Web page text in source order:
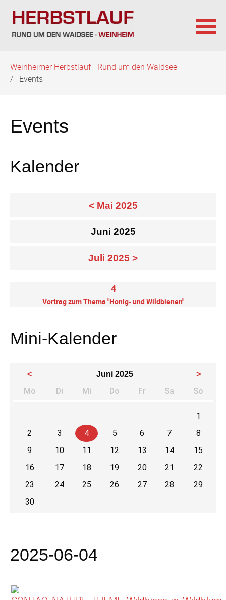
überspringen
Weinheimer Herbstlauf - Rund um den Waldsee
Events
Events
Kalender
< Mai 2025
Juni 2025
Juli 2025 >
4
Vortrag zum Thema "Honig- und Wildbienen"
Mini-Kalender
< Juni 2025 >
Mo Di enstag
Mi ttwoch
Do nnerstag
Fr eitagSa mstag
So
1
2
3 4 5 6 7
8
9
10 11 12 13 14
15
16
17 18 19 20 21
22
23
24 25 26 27 28
29
30
2025-06-04